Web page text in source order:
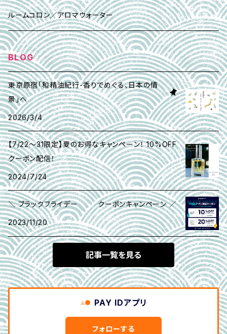
ローズマリー・ウォーター
マウスウォッシュキット
香る髪ゴム
アイピロー
ハンドクリーム
スターティングコレクション(精油10種）ト)
ルームコロン／アロマウォーター
BLOG
東京原宿「和精油紀行-香りでめぐる、日本の情
景」へ
2026/3/4
【7/22〜31限定】夏のお得なキャンペーン！ 10%OFF
クーポン配信！
2024/7/24
＼ ブラックフライデー クーポンキャンペーン ／
2023/11/20
記事一覧を見る
PAY IDアプリ
フォローする